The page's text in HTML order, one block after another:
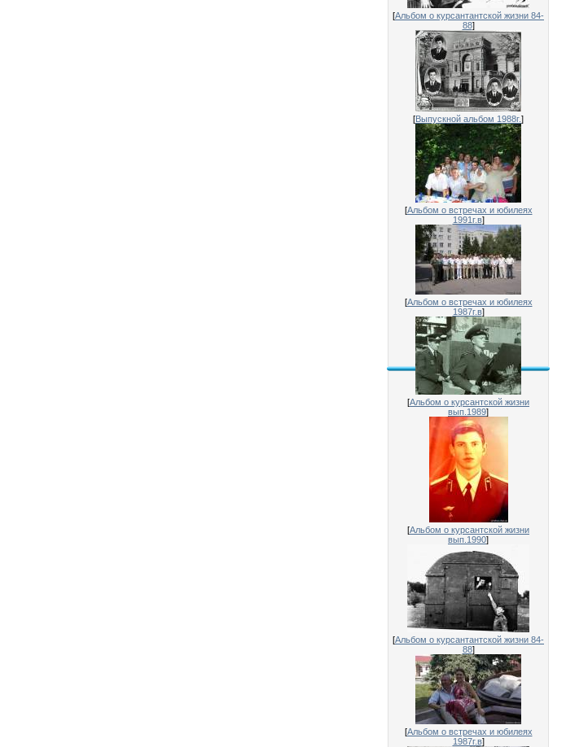
[Альбом о курсантантской жизни 84-
88]
[Выпускной альбом 1988г.]
[Альбом о встречах и юбилеях
1991г.в]
[Альбом о встречах и юбилеях
1987г.в]
[Альбом о курсантской жизни
вып.1989]
[Альбом о курсантской жизни
вып.1990]
[Альбом о курсантантской жизни 84-
88]
[Альбом о встречах и юбилеях
1987г.в]